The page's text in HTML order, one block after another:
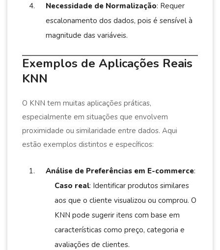
Necessidade de Normalização: Requer
escalonamento dos dados, pois é sensível à
magnitude das variáveis.
Exemplos de Aplicações Reais
KNN
O KNN tem muitas aplicações práticas,
especialmente em situações que envolvem
proximidade ou similaridade entre dados. Aqui
estão exemplos distintos e específicos:
Análise de Preferências em E-commerce:
Caso real: Identificar produtos similares
aos que o cliente visualizou ou comprou. O
KNN pode sugerir itens com base em
características como preço, categoria e
avaliações de clientes.